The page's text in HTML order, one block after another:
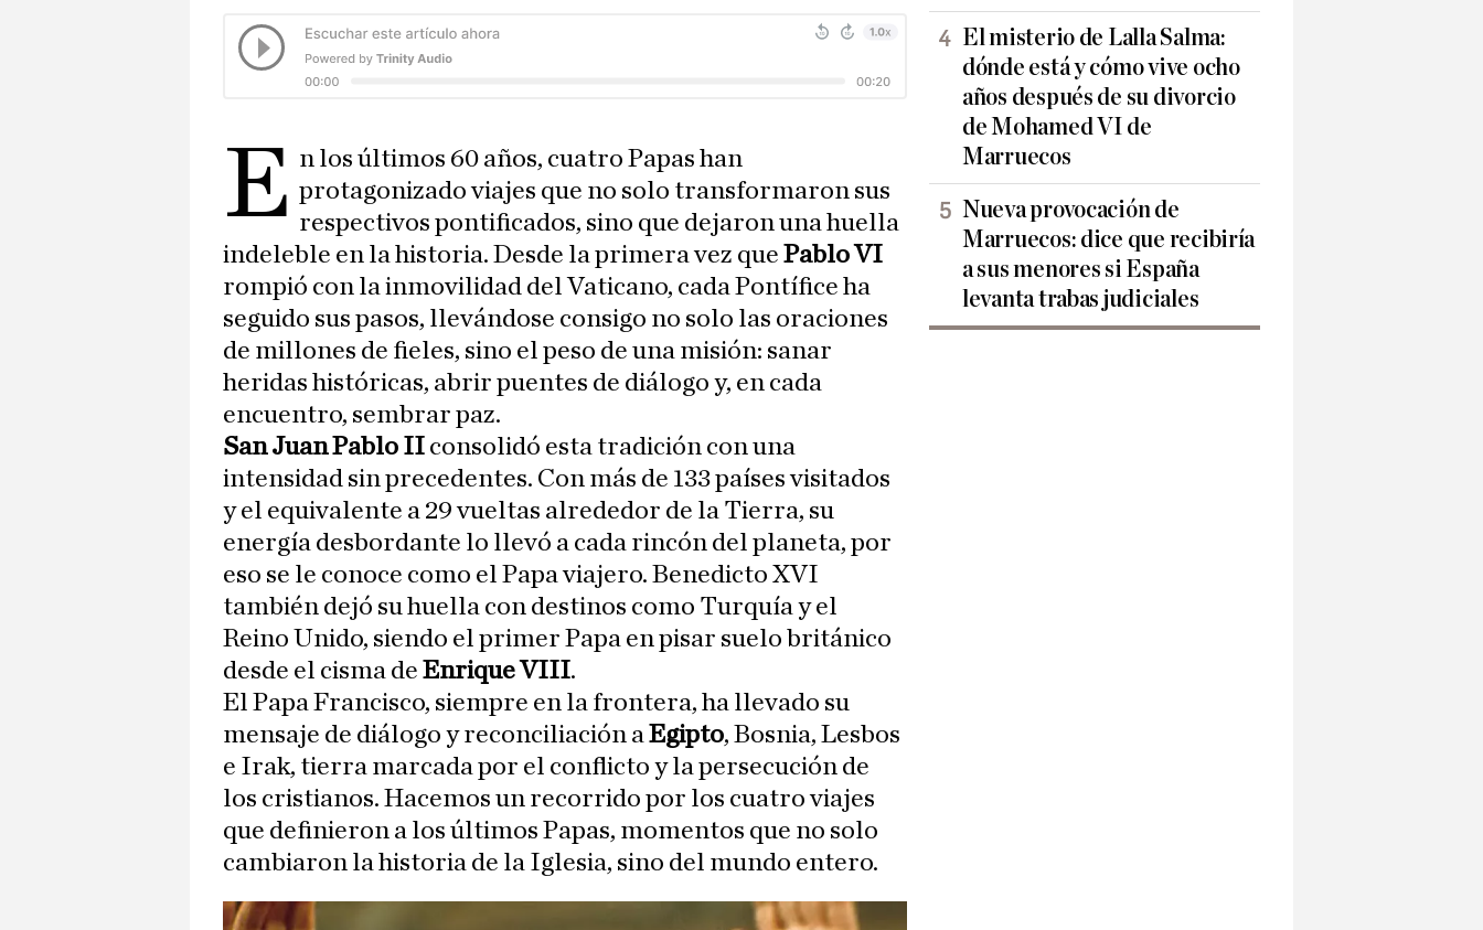
E n los últimos 60 años, cuatro Papas han
protagonizado viajes que no solo transformaron sus
respectivos pontificados, sino que dejaron una huella
indeleble en la historia. Desde la primera vez que Pablo VI
rompió con la inmovilidad del Vaticano, cada Pontífice ha
seguido sus pasos, llevándose consigo no solo las oraciones
de millones de fieles, sino el peso de una misión: sanar
heridas históricas, abrir puentes de diálogo y, en cada
encuentro, sembrar paz.
San Juan Pablo II consolidó esta tradición con una
intensidad sin precedentes. Con más de 133 países visitados
y el equivalente a 29 vueltas alrededor de la Tierra, su
energía desbordante lo llevó a cada rincón del planeta, por
eso se le conoce como el Papa viajero. Benedicto XVI
también dejó su huella con destinos como Turquía y el
Reino Unido, siendo el primer Papa en pisar suelo británico
desde el cisma de Enrique VIII.
El Papa Francisco, siempre en la frontera, ha llevado su
mensaje de diálogo y reconciliación aEgipto, Bosnia, Lesbos
e Irak, tierra marcada por el conflicto y la persecución de
los cristianos. Hacemos un recorrido por los cuatro viajes
que definieron a los últimos Papas, momentos que no solo
cambiaron la historia de la Iglesia, sino del mundo entero.
El misterio de Lalla Salma:
dónde está y cómo vive ocho
años después de su divorcio
de Mohamed VI de
Marruecos
Nueva provocación de
Marruecos: dice que recibiría
a sus menores si España
levanta trabas judiciales